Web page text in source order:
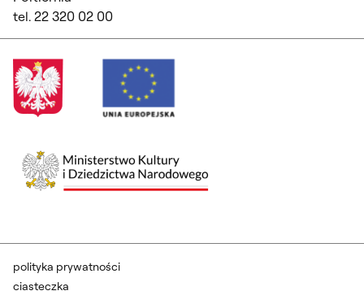
tel. 22 320 02 00
polityka prywatności
ciasteczka